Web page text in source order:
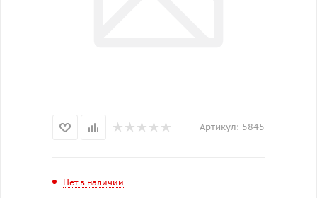
Артикул: 5845
Нет в наличии